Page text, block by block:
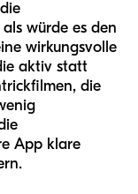
würde es den
wirkungsvolle
aktiv statt
die
App klare